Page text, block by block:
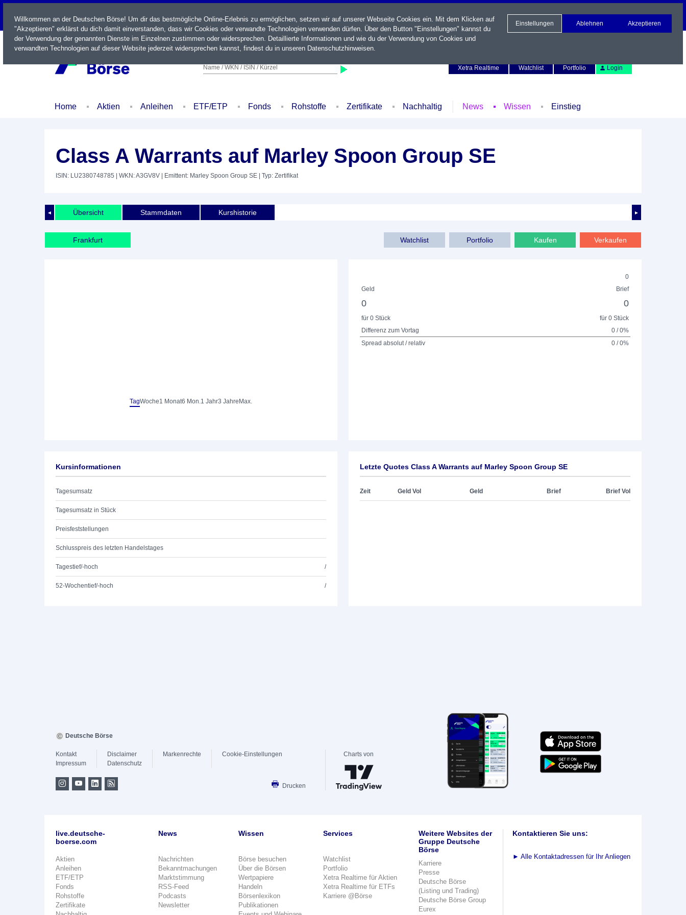
LIVE
Name / WKN / ISIN / Kürzel
Xetra Realtime
Watchlist Portfolio Login
Home Aktien Anleihen ETF/ETP Fonds Rohstoffe Zertifikate Nachhaltig News Wissen Einstieg
Class A Warrants auf Marley Spoon Group SE
ISIN: LU2380748785 | WKN: A3GV8V | Emittent: Marley Spoon Group SE | Typ: Zertifikat
◄ ►
Übersicht Stammdaten Kurshistorie
Frankfurt Verkaufen
Kaufen
Portfolio
Watchlist
TagWoche1 Monat6 Mon.1 Jahr3 Jahre Max.
0
Geld
Brief
0 0
für 0 Stück
für 0 Stück
Differenz zum Vortag
0 / 0%
Spread absolut / relativ
0 / 0%
Kursinformationen
Tagesumsatz
Tagesumsatz in Stück
Preisfeststellungen
Schlusspreis des letzten Handelstages
Tagestief/-hoch /
52-Wochentief/-hoch /
Letzte Quotes Class A Warrants auf Marley Spoon Group SE
Zeit Geld Vol Geld Brief Brief Vol
Willkommen an der Deutschen Börse! Um dir das bestmögliche Online-Erlebnis zu ermöglichen, setzen wir auf unserer Webseite Cookies ein. Mit dem Klicken auf
"Akzeptieren" erklärst du dich damit einverstanden, dass wir Cookies oder verwandte Technologien verwenden dürfen. Über den Button "Einstellungen" kannst du
der Verwendung der genannten Dienste im Einzelnen zustimmen oder widersprechen. Detaillierte Informationen und wie du der Verwendung von Cookies und
verwandten Technologien auf dieser Website jederzeit widersprechen kannst, findest du in unseren Datenschutzhinweisen.
Einstellungen Ablehnen Akzeptieren
Deutsche Börse
Kontakt
Impressum
Disclaimer
Datenschutz
Markenrechte Cookie-Einstellungen
Drucken
Charts von
live.deutsche-
boerse.com
Aktien
Anleihen
ETF/ETP
Fonds
Rohstoffe
Zertifikate
News
Nachrichten
Bekanntmachungen
Marktstimmung
RSS-Feed
Podcasts
Newsletter
Wissen
Börse besuchen
Über die Börsen
Wertpapiere
Handeln
Börsenlexikon
Publikationen
Services
Watchlist
Portfolio
Xetra Realtime für Aktien
Xetra Realtime für ETFs
Karriere @Börse
Weitere Websites der
Gruppe Deutsche
Börse
Karriere
Presse
Deutsche Börse
(Listing und Trading)
Deutsche Börse Group
Eurex
Kontaktieren Sie uns:
► Alle Kontaktadressen für Ihr Anliegen